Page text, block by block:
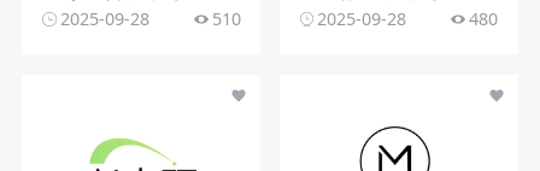
2025-09-28 510 2025-09-28 480